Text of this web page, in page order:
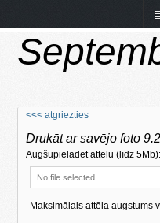
<<< atgriezties
Drukāt ar savējo foto
Augšupielādēt attēlu (līdz 5Mb):
No file selected
Maksimālais attēla augstums